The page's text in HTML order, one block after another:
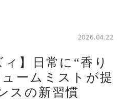
2026.04.22
】日常に“香り
ームミストが提
スの新習慣